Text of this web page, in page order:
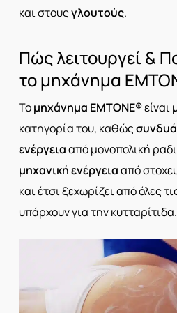
και στουςγλουτούς.
Πώς λειτουργεί &
το μηχάνημα
Τομηχάνημα EMTONE®είναι
κατηγορία του, καθώς
ενέργειααπό μονοπολική
μηχανική ενέργειααπό
και έτσι ξεχωρίζει από όλες
υπάρχουν για την κυτταρίτιδα.